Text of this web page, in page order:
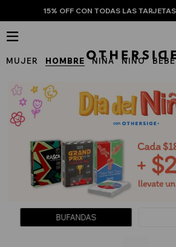
15% OFF CON TODAS LAS
MUJER HOMBRE NIÑA NIÑO

BUFANDAS